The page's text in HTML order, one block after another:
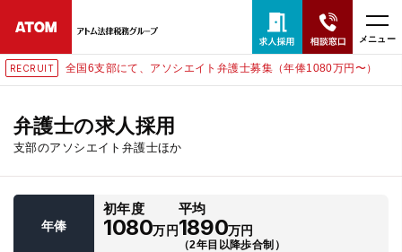
メニュー
RECRUIT 全国6支部にて、アソシエイト弁護士募集（年俸1080万円〜）
弁護士の求人採用
支部のアソシエイト弁護士ほか
年俸
初年度
1080万円
平均
1890万円
（2年目以降歩合制）
24時間365日全国対応
無料相談窓口はこちら